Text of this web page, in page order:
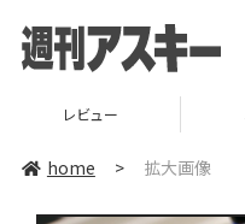
レビュー
home > 拡大画像